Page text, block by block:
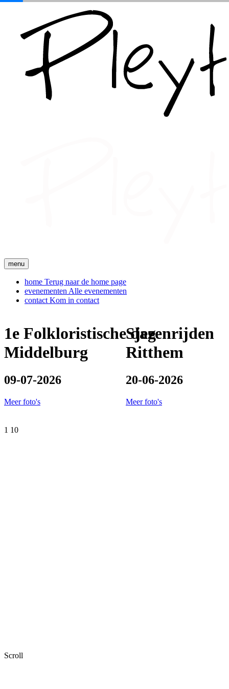
menu
home Terug naar de home page
evenementen Alle evenementen
contact Kom in contact
1e Folkloristische dag
Middelburg
09-07-2026
Meer foto's
Sjezenrijden
Ritthem
20-06-2026
Meer foto's
1 10
Scroll